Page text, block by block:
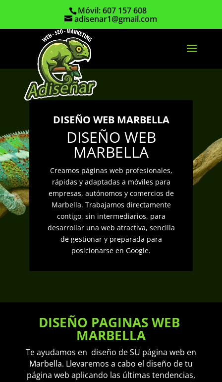
Móvil: 607 157 608
adisenar1@gmail.com
DISEÑO WEB MARBELLA
DISEÑO WEB
MARBELLA
Creamos páginas web profesionales,
rápidas y adaptadas a móviles para
empresas, autónomos y comercios de
Marbella. Trabajamos directamente
contigo, sin intermediarios, para
desarrollar una web atractiva, sencilla
de gestionar y preparada para
posicionarse en Google.
DISEÑO PAGINAS WEB
MARBELLA
Te ayudamos en diseño de SU página web en
Marbella. Llevaremos a cabo el diseño de tu
página web aplicando las últimas tendencias,